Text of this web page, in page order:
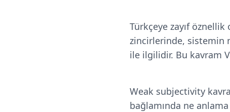
Türkçeye zayıf
zincirlerinde, sistemin
ile ilgilidir. Bu kavram
Weak subjectivity
bağlamında ne